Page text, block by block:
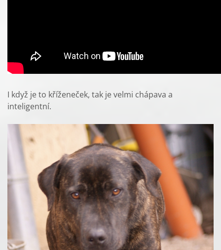
I když je to kříženeček, tak je velmi chápava a
inteligentní.